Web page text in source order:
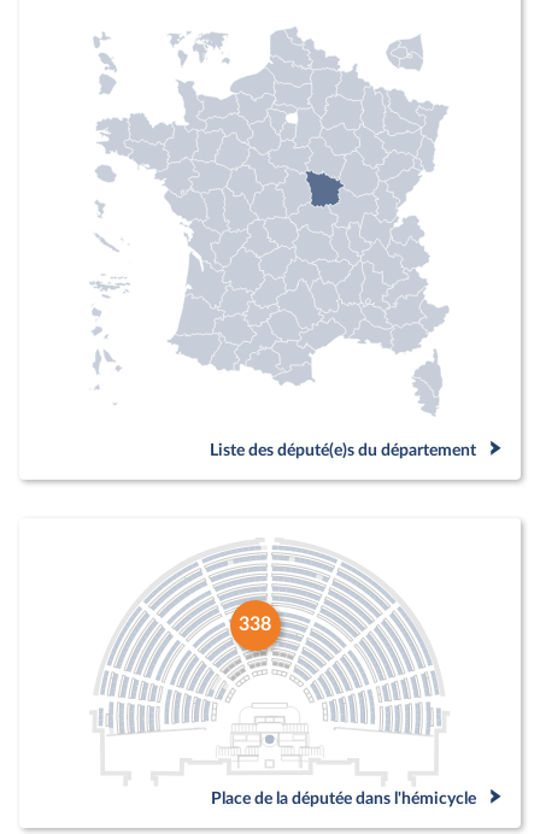
Liste des député(e)s du département
338
Place de la députée dans l'hémicycle